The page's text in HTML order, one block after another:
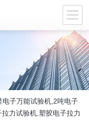
子万能试验机,2吨电子
力试验机,塑胶电子拉力